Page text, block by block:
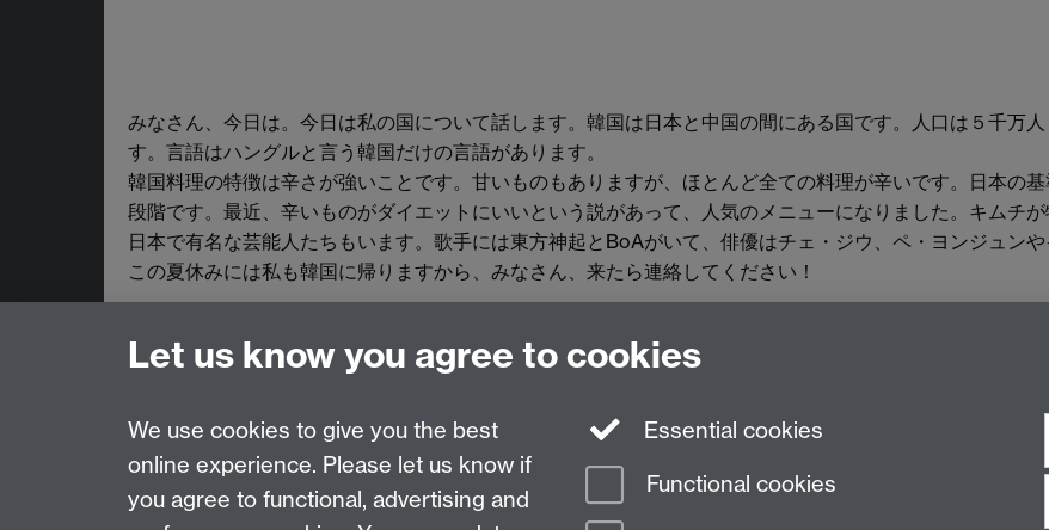
みなさん、今日は。今日は私の国について話します。韓国は日本と中国の間にある国です。人口は５千万
す。言語はハングルと言う韓国だけの言語があります。
韓国料理の特徴は辛さが強いことです。甘いものもありますが、ほとんど全ての料理が辛いです。日本の
段階です。最近、辛いものがダイエットにいいという説があって、人気のメニューになりました。キムチが
日本で有名な芸能人たちもいます。歌手には東方神起とBoAがいて、俳優はチェ・ジウ、ペ・ヨンジュンや
この夏休みには私も韓国に帰りますから、みなさん、来たら連絡してください！
SMLCOffice@warwick.ac.uk
The Language Centre, Faculty of Arts Building, University of Warwick, Coventry CV4 7AL, United
Last revised: Tue 12 Jan 2010
Let us know you agree to cookies
We use cookies to give you the best
online experience. Please let us know if
you agree to functional, advertising and
Essential cookies
Functional cookies